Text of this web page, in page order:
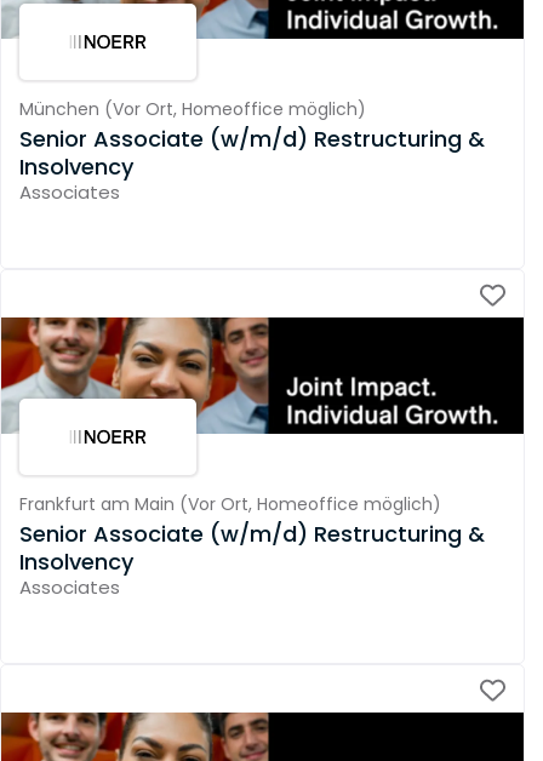
München (Vor Ort, Homeoffice möglich)
Senior Associate (w/m/d) Restructuring &
Insolvency
Associates
Frankfurt am Main (Vor Ort, Homeoffice möglich)
Senior Associate (w/m/d) Restructuring &
Insolvency
Associates